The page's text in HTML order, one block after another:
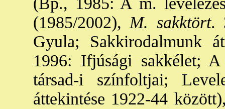
(1985/2002), M. sakktört.
Gyula; Sakkirodalmunk
1996: Ifjúsági sakkélet;
társad-i színfoltjai;
áttekintése 1922-44